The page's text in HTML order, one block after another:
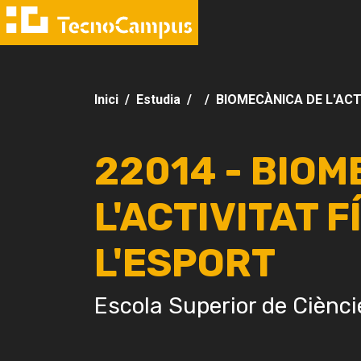
Inici Estudia BIOMECÀNICA DE
22014 -
L'ACTIVITAT
L'ESPORT
Escola Superior de